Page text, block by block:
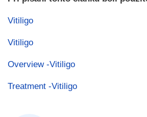
Vitiligo
Vitiligo
Overview -Vitiligo
Treatment -Vitiligo